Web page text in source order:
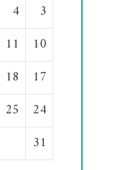
3
4
10
11
17
18
24
25
31